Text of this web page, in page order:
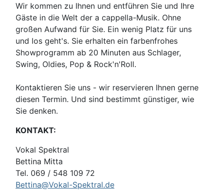
Wir kommen zu Ihnen und entführen Sie und Ihre
Gäste in die Welt der a cappella-Musik. Ohne
großen Aufwand für Sie. Ein wenig Platz für uns
und los geht's. Sie erhalten ein farbenfrohes
Showprogramm ab 20 Minuten aus Schlager,
Swing, Oldies, Pop & Rock'n'Roll.
Kontaktieren Sie uns - wir reservieren Ihnen gerne
diesen Termin. Und sind bestimmt günstiger, wie
Sie denken.
KONTAKT:
Vokal Spektral
Bettina Mitta
Tel. 069 / 548 109 72
Bettina@Vokal-Spektral.de